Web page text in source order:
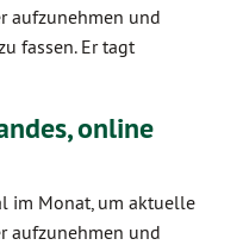
aufzunehmen und
fassen. Er tagt
online
im Monat, um aktuelle
aufzunehmen und